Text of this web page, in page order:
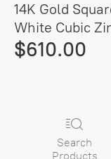
14K Gold
White Cubic
$610.00
Search
Products